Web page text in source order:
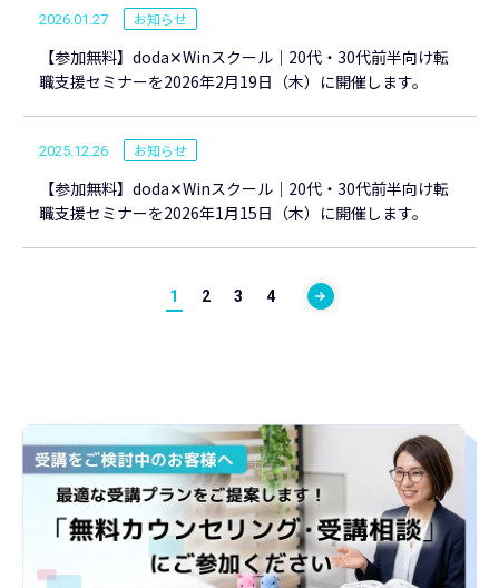
2026.01.27 お知らせ
【参加無料】doda✕Winスクール｜20代・30代前半向け転
職支援セミナーを2026年2月19日（木）に開催します。
2025.12.26 お知らせ
【参加無料】doda✕Winスクール｜20代・30代前半向け転
職支援セミナーを2026年1月15日（木）に開催します。
1 2 3 4